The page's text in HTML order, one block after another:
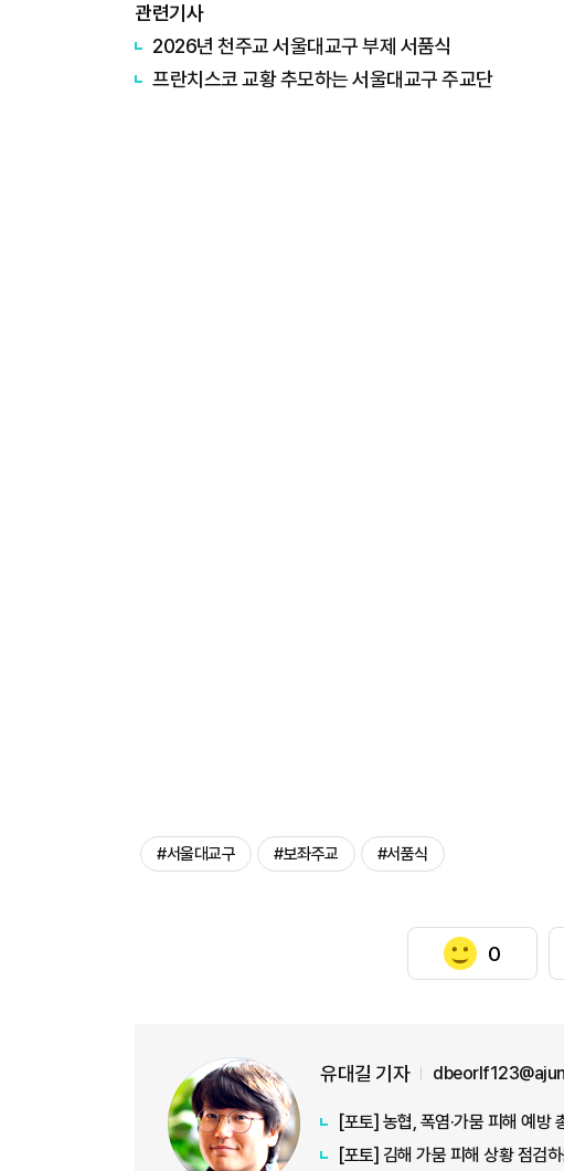
관련기사
2026년 천주교 서울대교구 부제 서품식
프란치스코 교황 추모하는 서울대교구 주교단
#서울대교구 #보좌주교 #서품식
0
유대길 기자
[포토] 농협, 폭염·가뭄 피해 예방
[포토] 김해 가뭄 피해 상황 점검